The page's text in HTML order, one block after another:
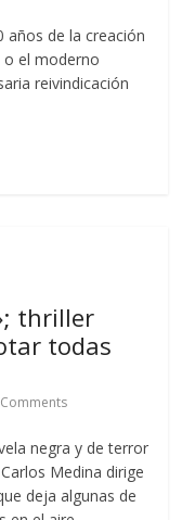
de la creación
o el moderno
reivindicación
thriller
todas
negra y de terror
Medina dirige
deja algunas de